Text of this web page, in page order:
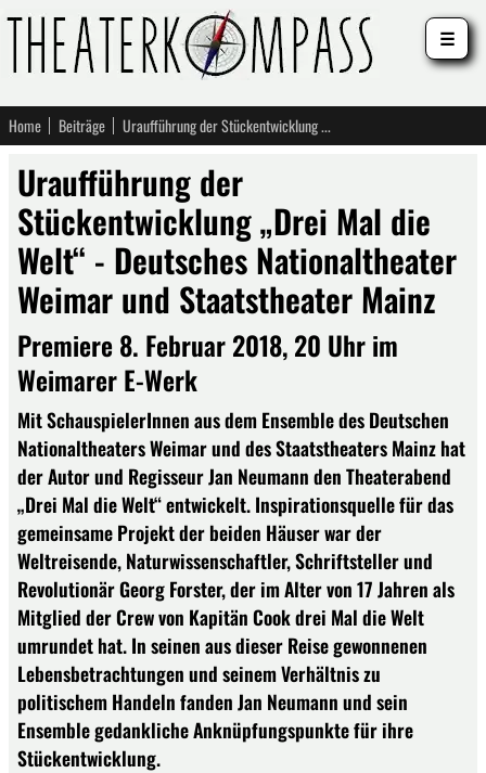
Home Beiträge Uraufführung der Stückentwicklung „Drei Mal die Welt“ - Deutsches Nationaltheater Weimar und Staatstheater Mainz
Uraufführung der
Stückentwicklung „Drei Mal die
Welt“ - Deutsches Nationaltheater
Weimar und Staatstheater Mainz
Premiere 8. Februar 2018, 20 Uhr im
Weimarer E-Werk
Mit SchauspielerInnen aus dem Ensemble des Deutschen
Nationaltheaters Weimar und des Staatstheaters Mainz hat
der Autor und Regisseur Jan Neumann den Theaterabend
„Drei Mal die Welt“ entwickelt. Inspirationsquelle für das
gemeinsame Projekt der beiden Häuser war der
Weltreisende, Naturwissenschaftler, Schriftsteller und
Revolutionär Georg Forster, der im Alter von 17 Jahren als
Mitglied der Crew von Kapitän Cook drei Mal die Welt
umrundet hat. In seinen aus dieser Reise gewonnenen
Lebensbetrachtungen und seinem Verhältnis zu
politischem Handeln fanden Jan Neumann und sein
Ensemble gedankliche Anknüpfungspunkte für ihre
Stückentwicklung.
☰